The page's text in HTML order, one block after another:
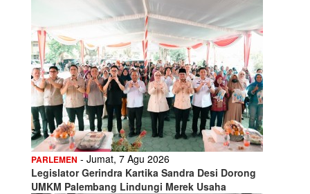
PARLEMEN - Jumat, 7 Agu 2026
Legislator Gerindra Kartika Sandra Desi Dorong
UMKM Palembang Lindungi Merek Usaha